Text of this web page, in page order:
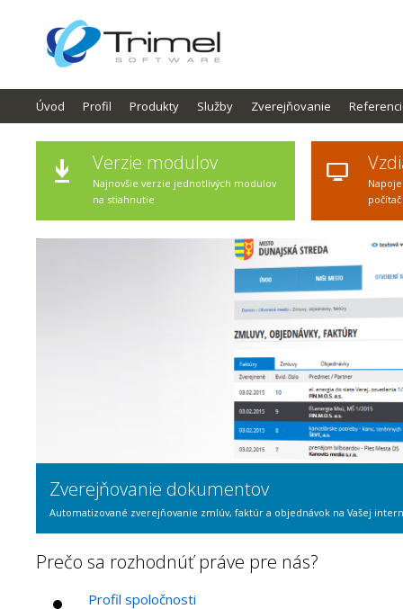
Úvod Profil Produkty Služby Zverejňovanie
Verzie modulov
Najnovšie verzie jednotlivých modulov
na stiahnutie
Zverejňovanie dokumentov
Automatizované zverejňovanie zmlúv, faktúr a objednávok na Vašej
Prečo sa rozhodnúť práve pre nás?
Profil spoločnosti